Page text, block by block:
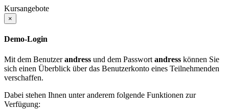
Kursangebote
×
Demo-Login
Mit dem Benutzerandress und dem Passwort andress können Sie
sich einen Überblick über das Benutzerkonto eines Teilnehmenden
verschaffen.
Dabei stehen Ihnen unter anderem folgende Funktionen zur
Verfügung: